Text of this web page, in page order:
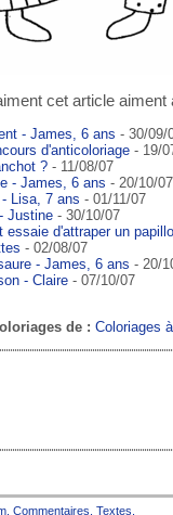
cet article aiment
- James, 6 ans - 30/09/
d'anticoloriage - 19/
? - 11/08/07
- James, 6 ans - 20/10/07
Lisa, 7 ans - 01/11/07
Justine - 30/10/07
essaie d'attraper un
- 02/08/07
- James, 6 ans - 20/
- Claire - 07/10/07
de : Coloriages
Commentaires Textes